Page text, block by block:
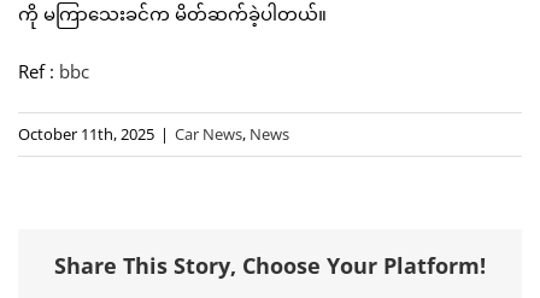
ကို မကြာသေးခင်က မိတ်ဆက်ခဲ့ပါတယ်။
Ref : bbc
October 11th, 2025 | Car News, News
Share This Story, Choose Your Platform!